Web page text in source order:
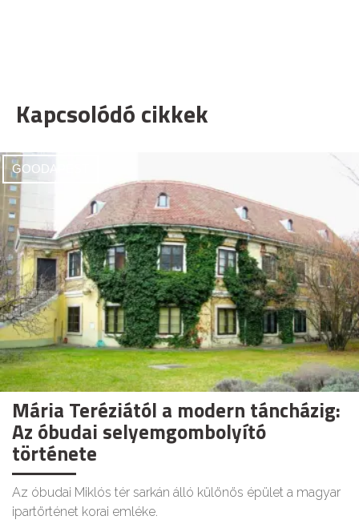
Kapcsolódó cikkek
GOODAPEST
Mária Teréziától a modern táncházig:
Az óbudai selyemgombolyító
története
Az óbudai Miklós tér sarkán álló különös épület a magyar
ipartörténet korai emléke.